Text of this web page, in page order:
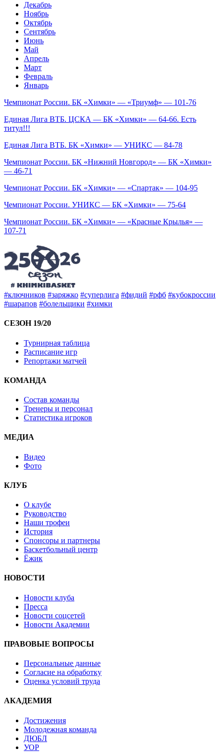
Декабрь
Ноябрь
Октябрь
Сентябрь
Июнь
Май
Апрель
Март
Февраль
Январь
Чемпионат России. БК «Химки» — «Триумф» — 101-76
Единая Лига ВТБ. ЦСКА — БК «Химки» — 64-66. Есть
титул!!!
Единая Лига ВТБ. БК «Химки» — УНИКС — 84-78
Чемпионат России. БК «Нижний Новгород» — БК «Химки»
— 46-71
Чемпионат России. БК «Химки» — «Спартак» — 104-95
Чемпионат России. УНИКС — БК «Химки» — 75-64
Чемпионат России. БК «Химки» — «Красные Крылья» —
107-71
#ключников #заряжко #суперлига #фидий #рфб #кубокроссии
#шарапов #болельщики #химки
СЕЗОН 19/20
Турнирная таблица
Расписание игр
Репортажи матчей
КОМАНДА
Состав команды
Тренеры и персонал
Статистика игроков
МЕДИА
Видео
Фото
КЛУБ
О клубе
Руководство
Наши трофеи
История
Спонсоры и партнеры
Баскетбольный центр
Ёжик
НОВОСТИ
Новости клуба
Пресса
Новости соцсетей
Новости Академии
ПРАВОВЫЕ ВОПРОСЫ
Персональные данные
Согласие на обработку
Оценка условий труда
АКАДЕМИЯ
Достижения
Молодежная команда
ДЮБЛ
УОР